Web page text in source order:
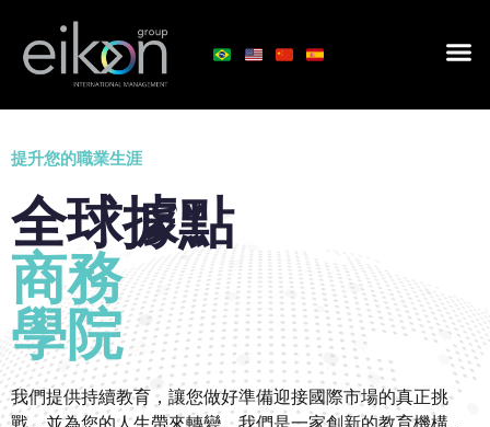
提升您的職業生涯
全球據點
商務
學院
我們提供持續教育，讓您做好準備迎接國際市場的真正挑